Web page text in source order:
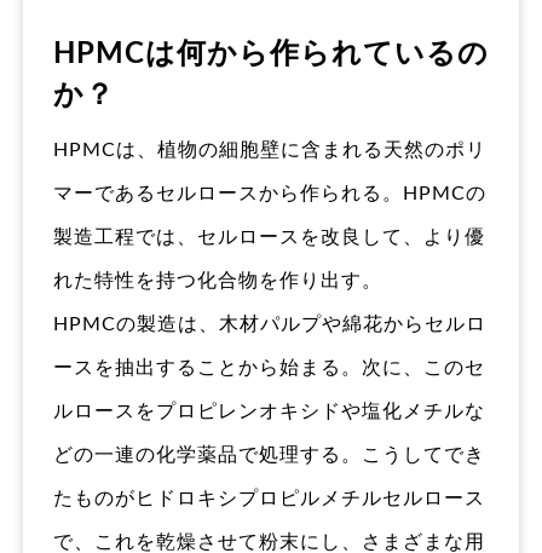
HPMCは何から作られているの
か？
HPMCは、植物の細胞壁に含まれる天然のポリ
マーであるセルロースから作られる。HPMCの
製造工程では、セルロースを改良して、より優
れた特性を持つ化合物を作り出す。
HPMCの製造は、木材パルプや綿花からセルロ
ースを抽出することから始まる。次に、このセ
ルロースをプロピレンオキシドや塩化メチルな
どの一連の化学薬品で処理する。こうしてでき
たものがヒドロキシプロピルメチルセルロース
で、これを乾燥させて粉末にし、さまざまな用